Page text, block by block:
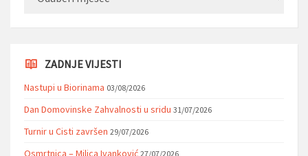
ZADNJE VIJESTI
Nastupi u Biorinama 03/08/2026
Dan Domovinske Zahvalnosti u sridu 31/07/2026
Turnir u Cisti završen 29/07/2026
Osmrtnica – Milica Ivanković 27/07/2026